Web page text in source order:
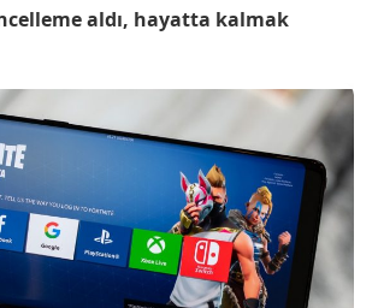
aldı, hayatta kalmak